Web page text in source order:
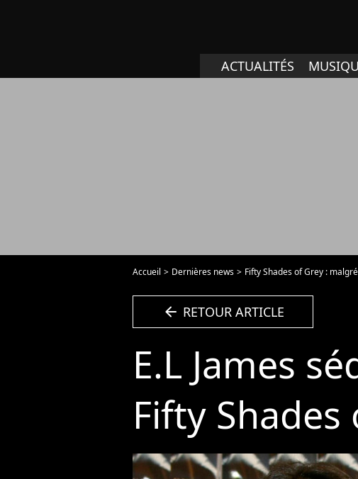
ACTUALITÉS
Accueil Dernières news Fifty Shades of Grey :
arrow_left RETOUR ARTICLE
E.L James
Fifty Shades